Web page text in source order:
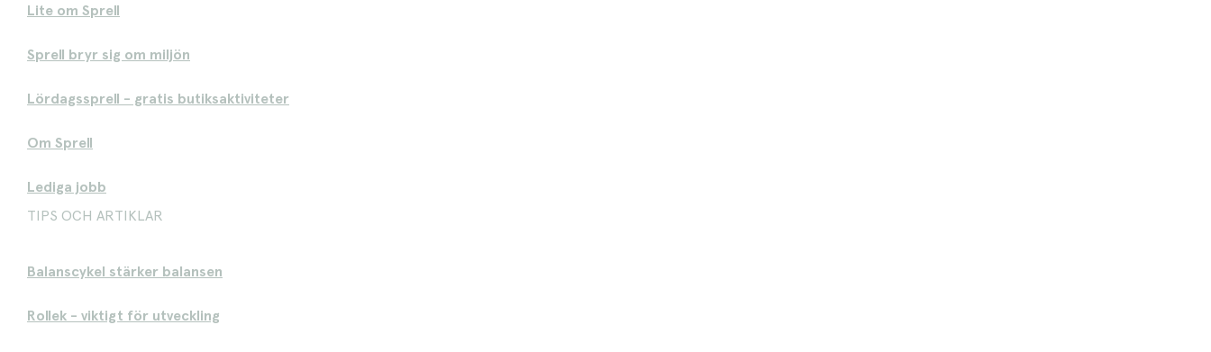
Lite om Sprell
Sprell bryr sig om miljön
Lördagssprell - gratis butiksaktiviteter
Om Sprell
Lediga jobb
TIPS OCH ARTIKLAR
Balanscykel stärker balansen
Rollek - viktigt för utveckling